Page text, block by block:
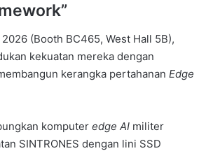
(Booth BC465, West Hall 5B),
kekuatan mereka dengan
kerangka pertahanan Edge
komputer edge AI militer
SINTRONES dengan lini SSD